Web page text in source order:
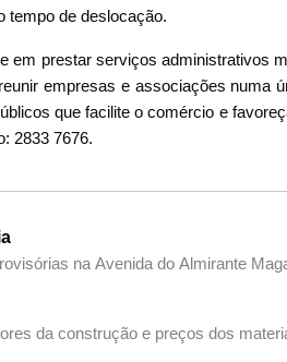
tempo de deslocação.
em prestar serviços administrativos
empresas e associações numa
que facilite o comércio e
2833 7676.
na Avenida do Almirante
da construção e preços dos